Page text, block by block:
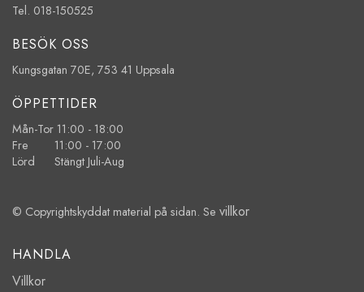
Tel. 018-150525
BESÖK OSS
Kungsgatan 70E, 753 41 Uppsala
ÖPPETTIDER
Mån-Tor 11:00 - 18:00
Fre 11:00 - 17:00
Lörd Stängt Juli-Aug
© Copyrightskyddat material på sidan. Se villkor
HANDLA
Villkor